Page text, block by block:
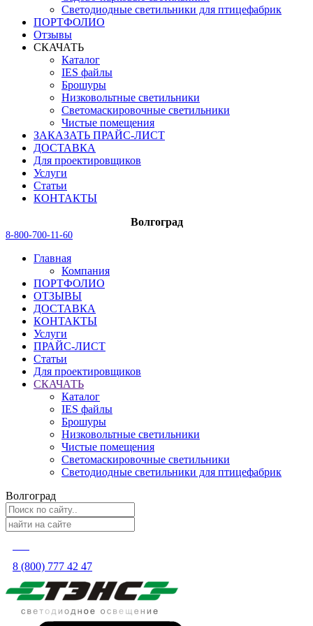
Светодиодные светильники для птицефабрик
ПОРТФОЛИО
Отзывы
СКАЧАТЬ
Каталог
IES файлы
Брошуры
Низковольтные светильники
Светомаскировочные светильники
Чистые помещения
ЗАКАЗАТЬ ПРАЙС-ЛИСТ
ДОСТАВКА
Для проектировщиков
Услуги
Статьи
КОНТАКТЫ
Волгоград
8-800-700-11-60
Главная
Компания
ПОРТФОЛИО
ОТЗЫВЫ
ДОСТАВКА
КОНТАКТЫ
Услуги
ПРАЙС-ЛИСТ
Статьи
Для проектировщиков
СКАЧАТЬ
Каталог
IES файлы
Брошуры
Низковольтные светильники
Чистые помещения
Светомаскировочные светильники
Светодиодные светильники для птицефабрик
Волгоград
8 (800) 777 42 47